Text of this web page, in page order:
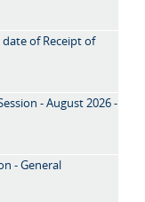
of Receipt of
- August 2026 -
- General